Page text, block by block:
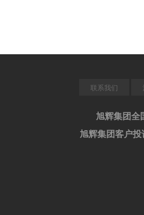
联系我们
旭辉集团全
旭辉集团客户投